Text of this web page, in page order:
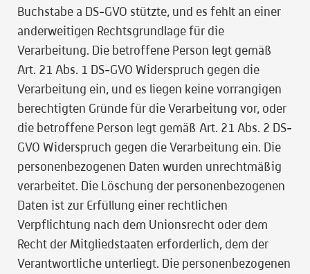
Buchstabe a DS-GVO stützte, und es fehlt an einer
anderweitigen Rechtsgrundlage für die
Verarbeitung. Die betroffene Person legt gemäß
Art. 21 Abs. 1 DS-GVO Widerspruch gegen die
Verarbeitung ein, und es liegen keine vorrangigen
berechtigten Gründe für die Verarbeitung vor, oder
die betroffene Person legt gemäß Art. 21 Abs. 2 DS-
GVO Widerspruch gegen die Verarbeitung ein. Die
personenbezogenen Daten wurden unrechtmäßig
verarbeitet. Die Löschung der personenbezogenen
Daten ist zur Erfüllung einer rechtlichen
Verpflichtung nach dem Unionsrecht oder dem
Recht der Mitgliedstaaten erforderlich, dem der
Verantwortliche unterliegt. Die personenbezogenen